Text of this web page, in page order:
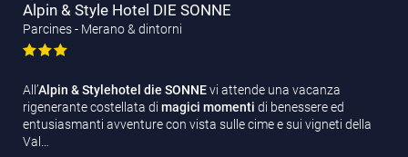
Alpin & Style Hotel DIE SONNE
Parcines - Merano & dintorni
All’Alpin & Stylehotel die SONNEvi attende una vacanza
rigenerante costellata di magici momenti di benessere ed
entusiasmanti avventure con vista sulle cime e sui vigneti della
Val…